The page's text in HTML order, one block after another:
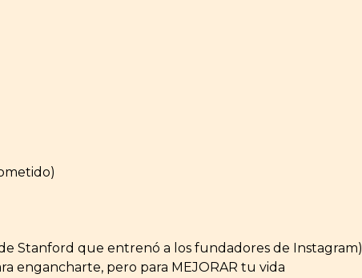
Stanford que entrenó a los fundadores de Instagram)
engancharte, pero para MEJORAR tu vida